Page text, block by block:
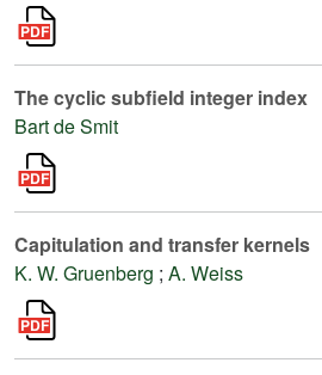
The cyclic subfield integer index
Bart de Smit
Capitulation and transfer kernels
K. W. Gruenberg ; A. Weiss